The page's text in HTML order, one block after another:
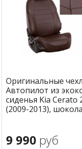
Оригинальные
Автопилот из
сиденья Kia Cerato
(2009-2013),
9 990 руб